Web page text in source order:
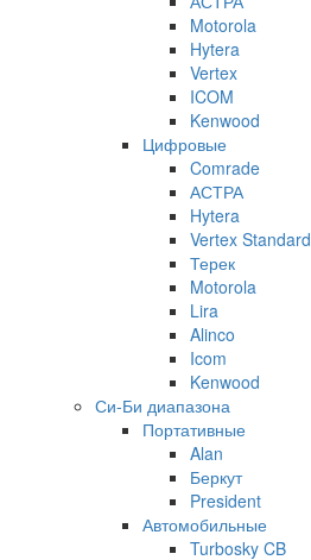
Motorola
Hytera
Vertex
ICOM
Kenwood
Цифровые
Comrade
АСТРА
Hytera
Vertex Standard
Терек
Motorola
Lira
Alinco
Icom
Kenwood
Си-Би диапазона
Портативные
Alan
Беркут
President
Автомобильные
Turbosky CB